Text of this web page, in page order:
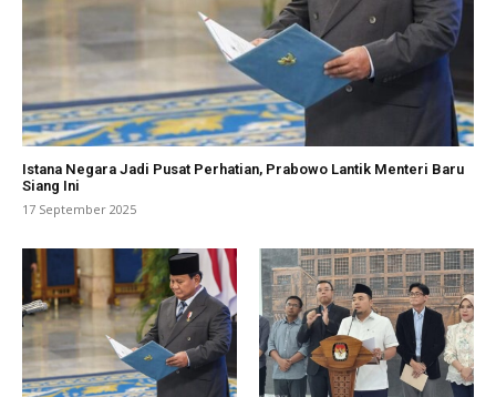
Istana Negara Jadi Pusat Perhatian, Prabowo Lantik Menteri Baru
Siang Ini
17 September 2025